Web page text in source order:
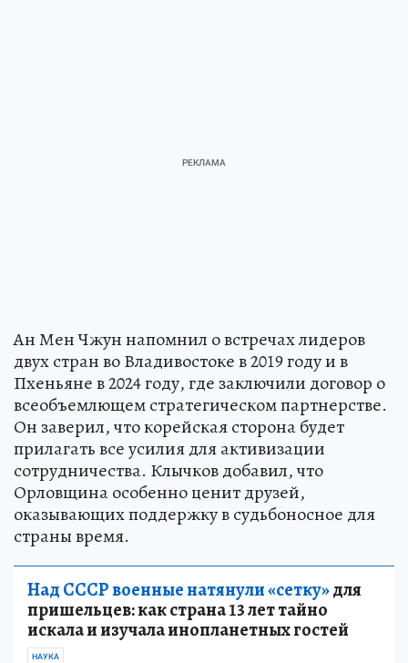
Ан Мен Чжун напомнил о встречах лидеров
двух стран во Владивостоке в 2019 году и в
Пхеньяне в 2024 году, где заключили договор о
всеобъемлющем стратегическом партнерстве.
Он заверил, что корейская сторона будет
прилагать все усилия для активизации
сотрудничества. Клычков добавил, что
Орловщина особенно ценит друзей,
оказывающих поддержку в судьбоносное для
страны время.
Над СССР военные натянули «сетку»для
пришельцев: как страна 13 лет тайно
искала и изучала инопланетных гостей
НАУКА